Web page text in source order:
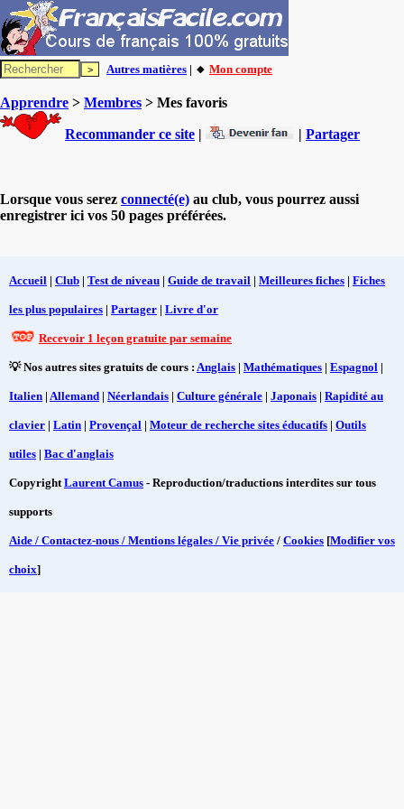
Autres matières | 🔸 Mon compte
Apprendre > Membres > Mes favoris
Recommander ce site | | Partager
Lorsque vous serez connecté(e) au club, vous pourrez aussi
enregistrer ici vos 50 pages préférées.
Accueil | Club | Test de niveau | Guide de travail | Meilleures fiches | Fiches
les plus populaires | Partager | Livre d'or
Recevoir 1 leçon gratuite par semaine
💡 Nos autres sites gratuits de cours : Anglais | Mathématiques | Espagnol |
Italien | Allemand | Néerlandais | Culture générale | Japonais | Rapidité au
clavier | Latin | Provençal | Moteur de recherche sites éducatifs | Outils
utiles | Bac d'anglais
CopyrightLaurent Camus - Reproduction/traductions interdites sur tous
supports
Aide / Contactez-nous / Mentions légales / Vie privée / Cookies [Modifier vos
choix]